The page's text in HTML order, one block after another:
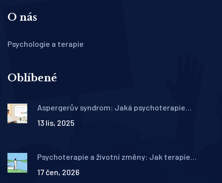
O nás
Psychologie a terapie
Oblíbené
Aspergerův syndrom: Jaká psychoterapie
13 lis, 2025
Psychoterapie a životní změny: Jak terapie
17 čen, 2026